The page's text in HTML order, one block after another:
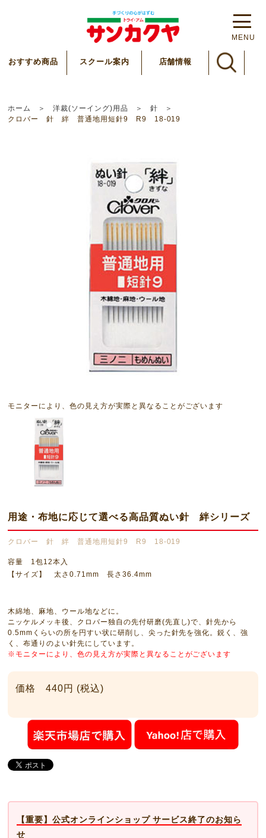
MENU
おすすめ商品 スクール案内 店舗情報
ホーム 洋裁(ソーイング)用品
針
クロバー 針 絆 普通地用短針9 R9 18-019
モニターにより、色の見え方が実際と異なることがございます
用途・布地に応じて選べる高品質ぬい針 絆シリーズ
クロバー 針 絆 普通地用短針9 R9 18-019
容量 1包12本入
【サイズ】 太さ0.71mm 長さ36.4mm
木綿地、麻地、ウール地などに。
ニッケルメッキ後、クロバー独自の先付研磨(先直し)で、針先から
0.5mmくらいの所を円すい状に研削し、尖った針先を強化。鋭く、強
く、布通りのよい針先にしています。
※モニターにより、色の見え方が実際と異なることがございます
価格 440円 (税込)
【重要】公式オンラインショップ サービス終了のお知ら
せ